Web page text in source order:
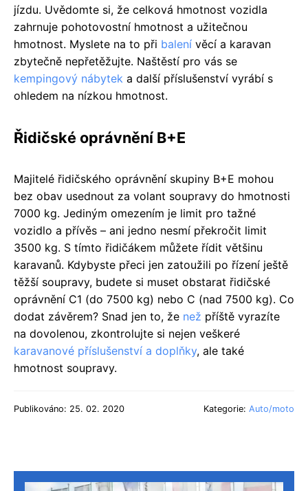
jízdu. Uvědomte si, že celková hmotnost vozidla
zahrnuje pohotovostní hmotnost a užitečnou
hmotnost. Myslete na to při balení věcí a karavan
zbytečně nepřetěžujte. Naštěstí pro vás se
kempingový nábytek a další příslušenství vyrábí s
ohledem na nízkou hmotnost.
Řidičské oprávnění B+E
Majitelé řidičského oprávnění skupiny B+E mohou
bez obav usednout za volant soupravy do hmotnosti
7000 kg. Jediným omezením je limit pro tažné
vozidlo a přívěs – ani jedno nesmí překročit limit
3500 kg. S tímto řidičákem můžete řídit většinu
karavanů. Kdybyste přeci jen zatoužili po řízení ještě
těžší soupravy, budete si muset obstarat řidičské
oprávnění C1 (do 7500 kg) nebo C (nad 7500 kg). Co
dodat závěrem? Snad jen to, že než příště vyrazíte
na dovolenou, zkontrolujte si nejen veškeré
karavanové příslušenství a doplňky, ale také
hmotnost soupravy.
Publikováno: 25. 02. 2020 Kategorie: Auto/moto